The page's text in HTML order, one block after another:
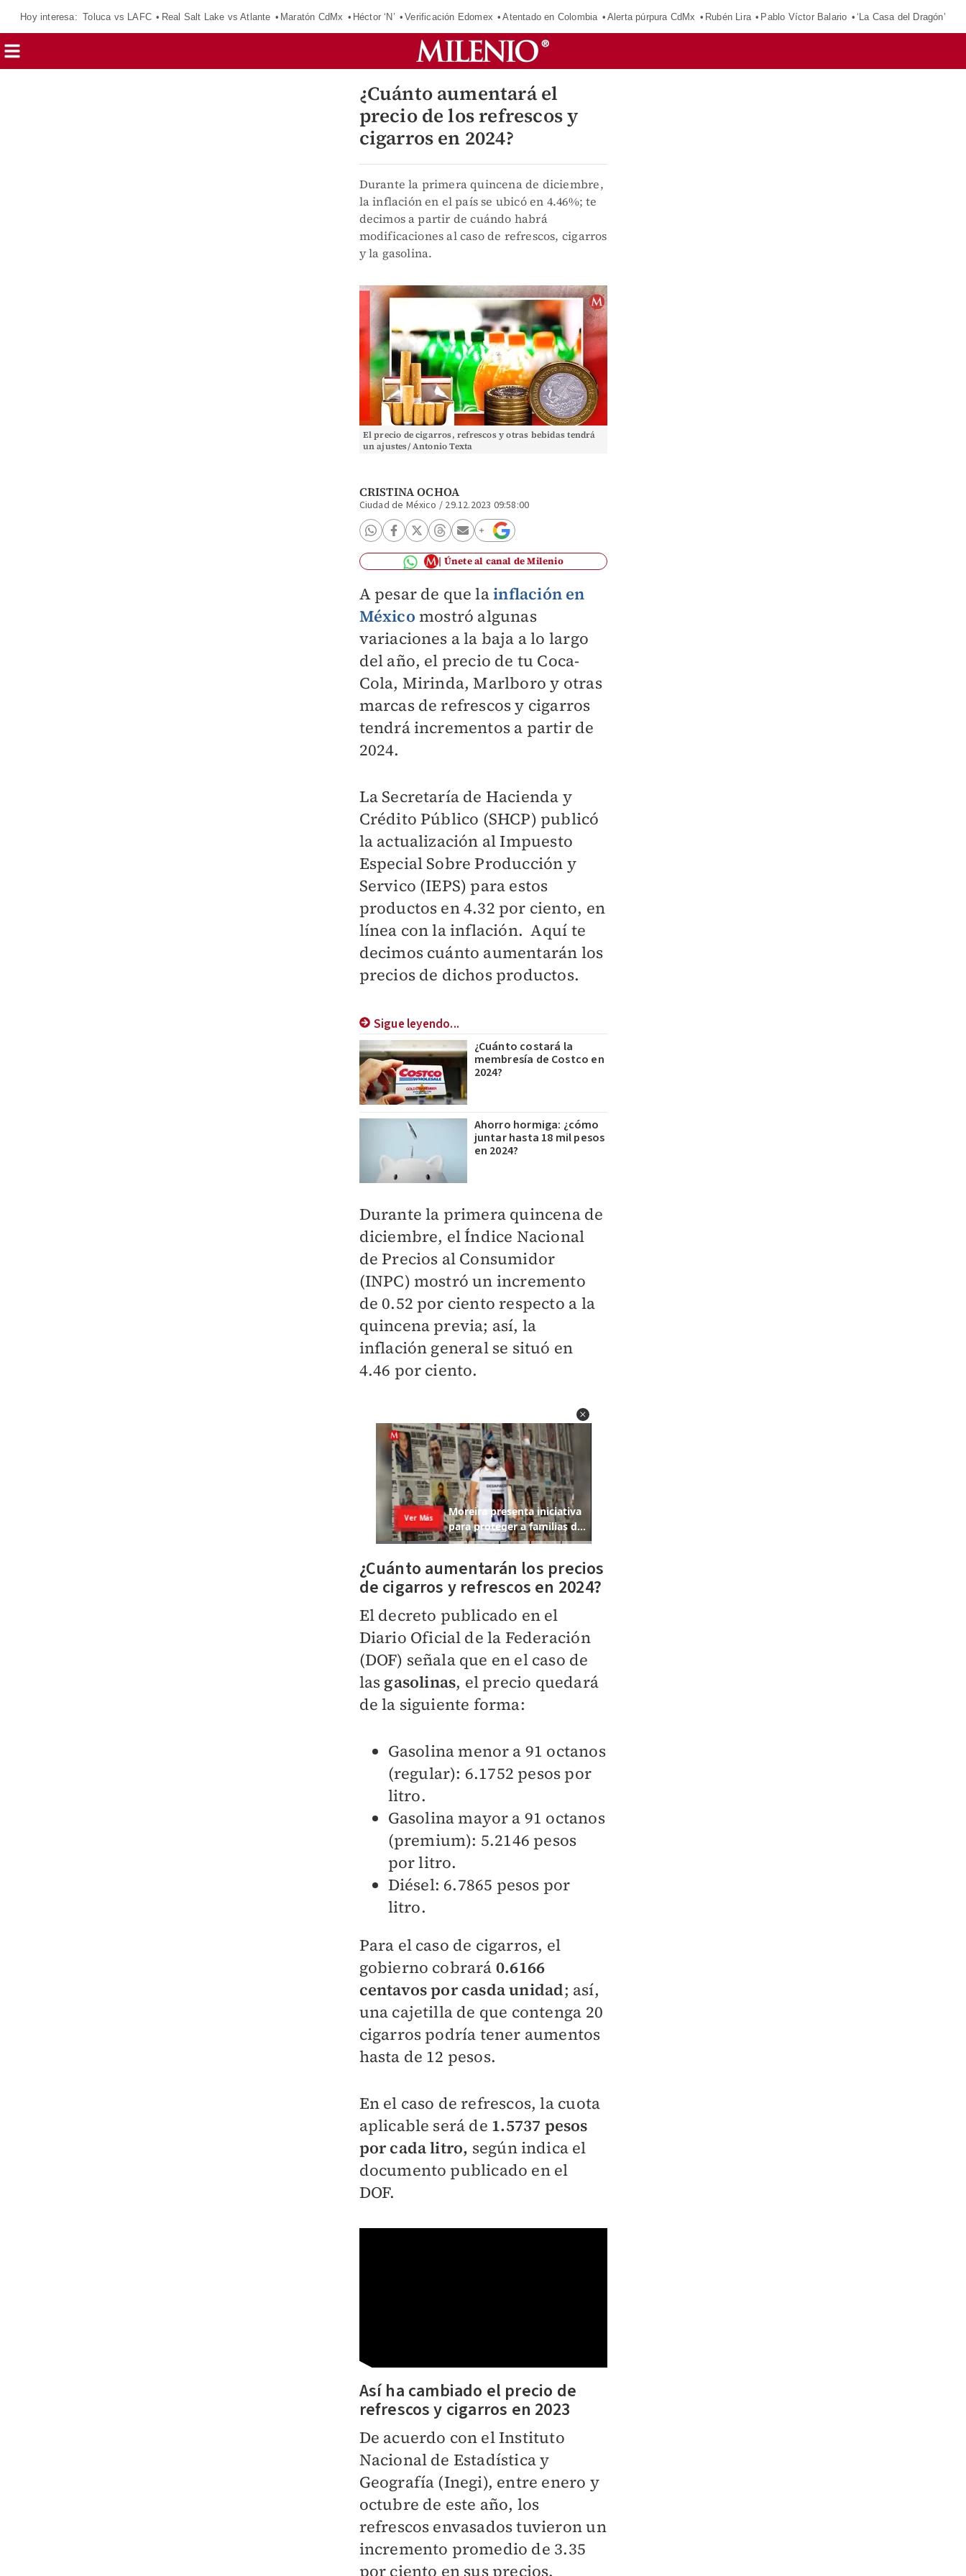
Hoy interesa: Toluca vs LAFC Real Salt Lake vs Atlante Maratón CdMx Héctor ‘N’ Verificación Edomex Atentado en Colombia Alerta púrpura CdMx Rubén Lira Pablo Víctor Balario ‘La Casa del Dragón’
¿Cuánto aumentará el
precio de los refrescos y
cigarros en 2024?
Durante la primera quincena de diciembre,
la inflación en el país se ubicó en 4.46%; te
decimos a partir de cuándo habrá
modificaciones al caso de refrescos, cigarros
y la gasolina.
El precio de cigarros, refrescos y otras bebidas tendrá
un ajustes/ Antonio Texta
CRISTINA OCHOA
Ciudad de México / 29.12.2023 09:58:00
Únete al canal de Milenio
A pesar de que lainflación en
México mostró algunas
variaciones a la baja a lo largo
del año, el precio de tu Coca-
Cola, Mirinda, Marlboro y otras
marcas de refrescos y cigarros
tendrá incrementos a partir de
2024.
La Secretaría de Hacienda y
Crédito Público (SHCP) publicó
la actualización al Impuesto
Especial Sobre Producción y
Servico (IEPS) para estos
productos en 4.32 por ciento, en
línea con la inflación. Aquí te
decimos cuánto aumentarán los
precios de dichos productos.
Sigue leyendo...
¿Cuánto costará la
membresía de Costco en
2024?
Ahorro hormiga: ¿cómo
juntar hasta 18 mil pesos
en 2024?
Durante la primera quincena de
diciembre, el Índice Nacional
de Precios al Consumidor
(INPC) mostró un incremento
de 0.52 por ciento respecto a la
quincena previa; así, la
inflación general se situó en
4.46 por ciento.
¿Cuánto aumentarán los precios
de cigarros y refrescos en 2024?
El decreto publicado en el
Diario Oficial de la Federación
(DOF) señala que en el caso de
las gasolinas, el precio quedará
de la siguiente forma:
Gasolina menor a 91 octanos
(regular): 6.1752 pesos por
litro.
Gasolina mayor a 91 octanos
(premium): 5.2146 pesos
por litro.
Diésel: 6.7865 pesos por
litro.
Para el caso de cigarros, el
gobierno cobrará 0.6166
centavos por casda unidad; así,
una cajetilla de que contenga 20
cigarros podría tener aumentos
hasta de 12 pesos.
En el caso de refrescos, la cuota
aplicable será de 1.5737 pesos
por cada litro, según indica el
documento publicado en el
DOF.
Así ha cambiado el precio de
refrescos y cigarros en 2023
De acuerdo con el Instituto
Nacional de Estadística y
Geografía (Inegi), entre enero y
octubre de este año, los
refrescos envasados tuvieron un
incremento promedio de 3.35
por ciento en sus precios.